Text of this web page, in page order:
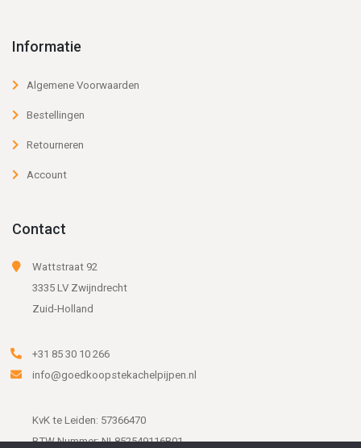
Informatie
Algemene Voorwaarden
Bestellingen
Retourneren
Account
Contact
Wattstraat 92
3335 LV Zwijndrecht
Zuid-Holland
+31 85 30 10 266
info@goedkoopstekachelpijpen.nl
KvK te Leiden: 57366470
BTW Nummer: NL852549116B01